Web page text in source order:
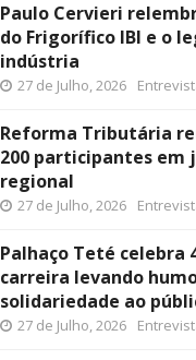
Paulo Cervieri
do Frigorífico IBI e o
indústria
27 de Julho, 2026
Reforma Tributária
200 participantes em
regional
27 de Julho, 2026
Palhaço Teté celebra
carreira levando
solidariedade ao
27 de Julho, 2026